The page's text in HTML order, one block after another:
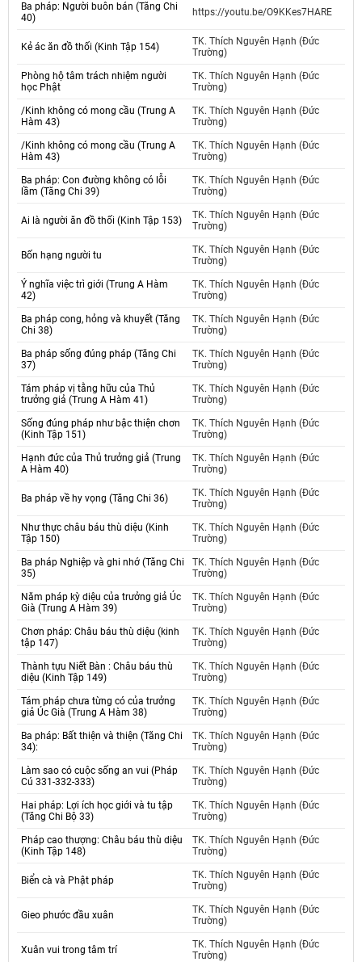
Ba pháp: Người buôn bán (Tăng Chi
40)
https://youtu.be/O9KKes7HARE
Kẻ ác ăn đồ thối (Kinh Tập 154)
TK. Thích Nguyên Hạnh (Đức
Trường)
Phòng hộ tâm trách nhiệm người
học Phật
TK. Thích Nguyên Hạnh (Đức
Trường)
/Kinh không có mong cầu (Trung A
Hàm 43)
TK. Thích Nguyên Hạnh (Đức
Trường)
/Kinh không có mong cầu (Trung A
Hàm 43)
TK. Thích Nguyên Hạnh (Đức
Trường)
Ba pháp: Con đường không có lỗi
lầm (Tăng Chi 39)
TK. Thích Nguyên Hạnh (Đức
Trường)
Ai là người ăn đồ thối (Kinh Tập 153)
TK. Thích Nguyên Hạnh (Đức
Trường)
Bốn hạng người tu
TK. Thích Nguyên Hạnh (Đức
Trường)
Ý nghĩa việc trì giới (Trung A Hàm
42)
TK. Thích Nguyên Hạnh (Đức
Trường)
Ba pháp cong, hỏng và khuyết (Tăng
Chi 38)
TK. Thích Nguyên Hạnh (Đức
Trường)
Ba pháp sống đúng pháp (Tăng Chi
37)
TK. Thích Nguyên Hạnh (Đức
Trường)
Tám pháp vị tằng hữu của Thủ
trưởng giả (Trung A Hàm 41)
TK. Thích Nguyên Hạnh (Đức
Trường)
Sống đúng pháp như bậc thiện chơn
(Kinh Tập 151)
TK. Thích Nguyên Hạnh (Đức
Trường)
Hạnh đức của Thủ trưởng giả (Trung
A Hàm 40)
TK. Thích Nguyên Hạnh (Đức
Trường)
Ba pháp về hy vọng (Tăng Chi 36)
TK. Thích Nguyên Hạnh (Đức
Trường)
Như thực châu báu thù diệu (Kinh
Tập 150)
TK. Thích Nguyên Hạnh (Đức
Trường)
Ba pháp Nghiệp và ghi nhớ (Tăng Chi
35)
TK. Thích Nguyên Hạnh (Đức
Trường)
Năm pháp kỳ diệu của trưởng giả Úc
Già (Trung A Hàm 39)
TK. Thích Nguyên Hạnh (Đức
Trường)
Chơn pháp: Châu báu thù diệu (kinh
tập 147)
TK. Thích Nguyên Hạnh (Đức
Trường)
Thành tựu Niết Bàn : Châu báu thù
diệu (Kinh Tập 149)
TK. Thích Nguyên Hạnh (Đức
Trường)
Tám pháp chưa từng có của trưởng
giả Úc Già (Trung A Hàm 38)
TK. Thích Nguyên Hạnh (Đức
Trường)
Ba pháp: Bất thiện và thiện (Tăng Chi
34):
TK. Thích Nguyên Hạnh (Đức
Trường)
Làm sao có cuộc sống an vui (Pháp
Cú 331-332-333)
TK. Thích Nguyên Hạnh (Đức
Trường)
Hai pháp: Lợi ích học giới và tu tập
(Tăng Chi Bộ 33)
TK. Thích Nguyên Hạnh (Đức
Trường)
Pháp cao thượng: Châu báu thù diệu
(Kinh Tập 148)
TK. Thích Nguyên Hạnh (Đức
Trường)
Biển cà và Phật pháp
TK. Thích Nguyên Hạnh (Đức
Trường)
Gieo phước đầu xuân
TK. Thích Nguyên Hạnh (Đức
Trường)
Xuân vui trong tâm trí
TK. Thích Nguyên Hạnh (Đức
Trường)